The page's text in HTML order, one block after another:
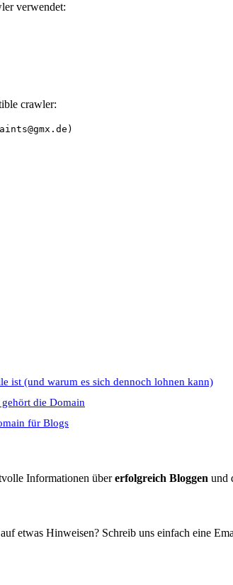
verwendet:
crawler:
ist (und warum es sich dennoch lohnen kann)
die Domain
für Blogs
Informationen übererfolgreich Bloggen und
etwas Hinweisen? Schreib uns einfach eine